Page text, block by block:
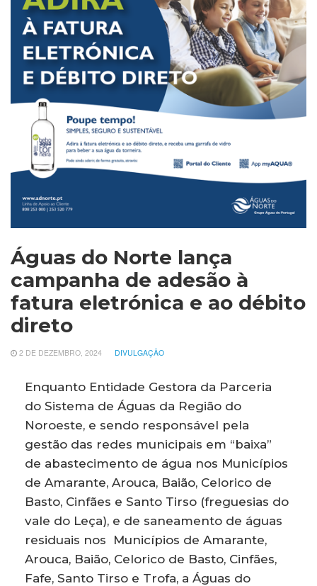
Águas do Norte lança
campanha de adesão à
fatura eletrónica e ao débito
direto
2 DE DEZEMBRO, 2024 DIVULGAÇÃO
Enquanto Entidade Gestora da Parceria
do Sistema de Águas da Região do
Noroeste, e sendo responsável pela
gestão das redes municipais em “baixa”
de abastecimento de água nos Municípios
de Amarante, Arouca, Baião, Celorico de
Basto, Cinfães e Santo Tirso (freguesias do
vale do Leça), e de saneamento de águas
residuais nos Municípios de Amarante,
Arouca, Baião, Celorico de Basto, Cinfães,
Fafe, Santo Tirso e Trofa, a Águas do